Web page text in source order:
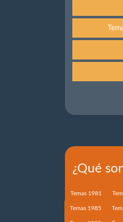
¿Qué
Temas 1981
Temas 1985